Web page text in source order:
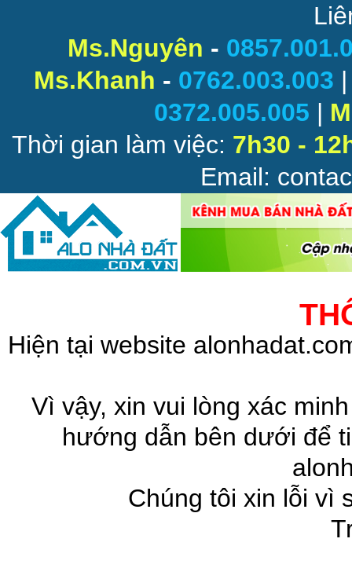
Ms.Nguyên -
Ms.Khanh - 0762.003.003
0372.005.005 |
Thời gian làm việc: 7h30 -
Email:
Hiện tại website
Vì vậy, xin vui lòng xác
hướng dẫn bên dưới để
Chúng tôi xin lỗi vì